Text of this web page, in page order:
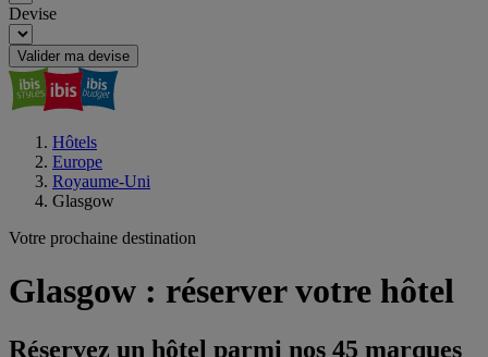
Devise
Valider ma devise
Hôtels
Europe
Royaume-Uni
Glasgow
Votre prochaine destination
Glasgow : réserver votre hôtel
Réservez un hôtel parmi nos 45 marques